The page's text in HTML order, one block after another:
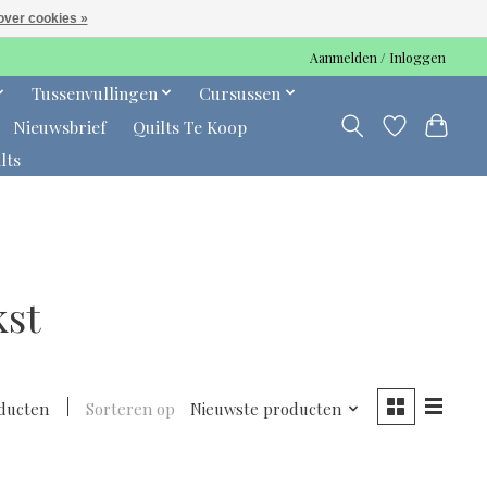
Aanmelden / Inloggen
Tussenvullingen
Cursussen
Nieuwsbrief
Quilts Te Koop
Sorteren op Nieuwste producten
cookies »